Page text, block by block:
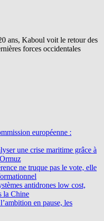
ans, Kaboul voit le retour des
forces occidentales
européenne :
une crise maritime grâce à
ne truque pas le vote, elle
antidrones low cost,
la Chine
en pause, les